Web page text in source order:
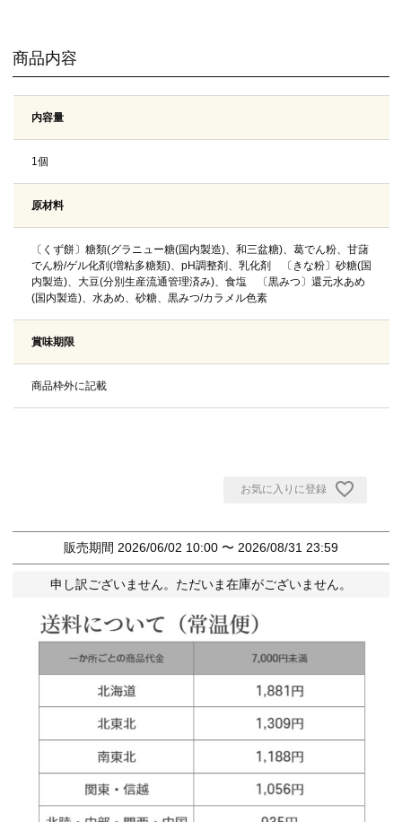
商品内容
内容量
1個
原材料
〔くず餅〕糖類(グラニュー糖(国内製造)、和三盆糖)、葛でん粉、甘藷
でん粉/ゲル化剤(増粘多糖類)、pH調整剤、乳化剤 〔きな粉〕砂糖(国
内製造)、大豆(分別生産流通管理済み)、食塩 〔黒みつ〕還元水あめ
(国内製造)、水あめ、砂糖、黒みつ/カラメル色素
賞味期限
商品枠外に記載
お気に入りに登録
販売期間 2026/06/02 10:00 〜 2026/08/31 23:59
申し訳ございません。ただいま在庫がございません。